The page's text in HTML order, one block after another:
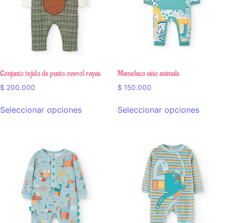
Conjunto tejido de punto overol rayas
$ 200.000
Seleccionar opciones
Mameluco niño animals
$ 150.000
Seleccionar opciones